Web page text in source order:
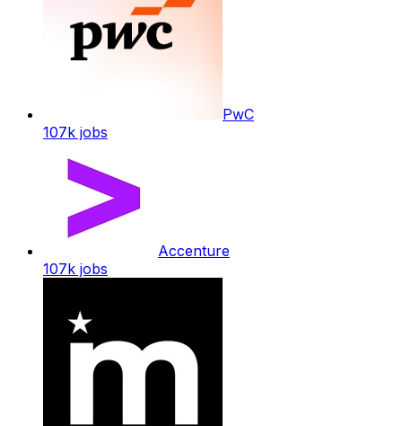
PwC
107k jobs
Accenture
107k jobs